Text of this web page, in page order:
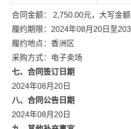
合同金额： 2,750.00元，大写金
履约期限：2024年08月20日至
履约地点：香洲区
采购方式：电子卖场
七、合同签订日期
2024年08月20日
八、合同公告日期
2024年08月20日